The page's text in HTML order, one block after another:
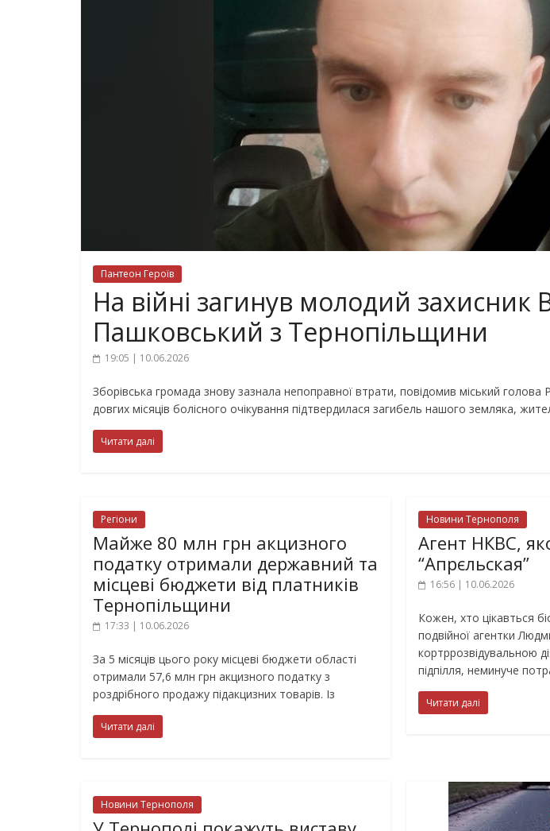
Пантеон Героїв
На війні загинув молодий захисник
Пашковський з Тернопільщини
19:05 | 10.06.2026
Зборівська громада знову зазнала непоправної втрати, повідомив міський голова
довгих місяців болісного очікування підтвердилася загибель нашого земляка,
Читати далі
Регіони
Майже 80 млн грн акцизного
податку отримали державний та
місцеві бюджети від платників
Тернопільщини
17:33 | 10.06.2026
За 5 місяців цього року місцеві бюджети області
отримали 57,6 млн грн акцизного податку з
роздрібного продажу підакцизних товарів. Із
Читати далі
Новини Тернополя
Агент НКВС,
“Апрєльская”
16:56 | 10.06.2026
Кожен, хто цікавться
подвійної агентки
кортррозвідувальною
підпілля, неминуче
Читати далі
Новини Тернополя